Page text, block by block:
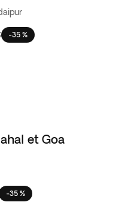
-35 %
et Goa
-35 %